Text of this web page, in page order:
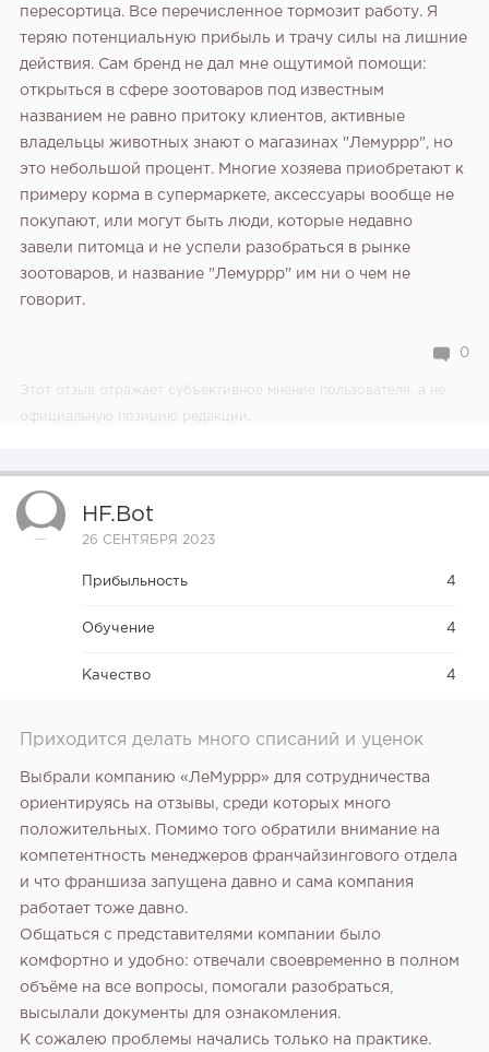
пересортица. Все перечисленное тормозит работу. Я
теряю потенциальную прибыль и трачу силы на лишние
действия. Сам бренд не дал мне ощутимой помощи:
открыться в сфере зоотоваров под известным
названием не равно притоку клиентов, активные
владельцы животных знают о магазинах "Лемуррр", но
это небольшой процент. Многие хозяева приобретают к
примеру корма в супермаркете, аксессуары вообще не
покупают, или могут быть люди, которые недавно
завели питомца и не успели разобраться в рынке
зоотоваров, и название "Лемуррр" им ни о чем не
говорит.
0
Этот отзыв отражает субъективное мнение пользователя, а не
официальную позицию редакции.
HF.bot
26 СЕНТЯБРЯ 2023
Прибыльность 4
Обучение 4
Качество 4
Приходится делать много списаний и уценок
Выбрали компанию «ЛеМуррр» для сотрудничества
ориентируясь на отзывы, среди которых много
положительных. Помимо того обратили внимание на
компетентность менеджеров франчайзингового отдела
и что франшиза запущена давно и сама компания
работает тоже давно.
Общаться с представителями компании было
комфортно и удобно: отвечали своевременно в полном
объёме на все вопросы, помогали разобраться,
высылали документы для ознакомления.
К сожалею проблемы начались только на практике.